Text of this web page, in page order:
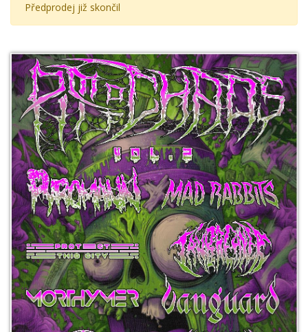
Předprodej již skončil